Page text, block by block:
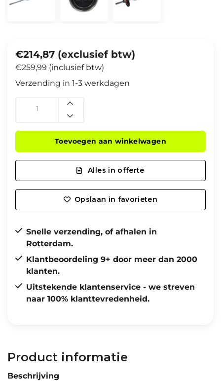
€214,87 (exclusief btw)
€259,99 (inclusief btw)
Verzending in 1-3 werkdagen
Toevoegen aan winkelwagen
Alles in offerte
Opslaan in favorieten
Snelle verzending, of afhalen in
Rotterdam.
Klantbeoordeling 9+ door meer dan 2000
klanten.
Uitstekende klantenservice - we streven
naar 100% klanttevredenheid.
Product informatie
Beschrijving